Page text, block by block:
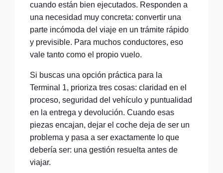
cuando están bien ejecutados. Responden a
una necesidad muy concreta: convertir una
parte incómoda del viaje en un trámite rápido
y previsible. Para muchos conductores, eso
vale tanto como el propio vuelo.
Si buscas una opción práctica para la
Terminal 1, prioriza tres cosas: claridad en el
proceso, seguridad del vehículo y puntualidad
en la entrega y devolución. Cuando esas
piezas encajan, dejar el coche deja de ser un
problema y pasa a ser exactamente lo que
debería ser: una gestión resuelta antes de
viajar.